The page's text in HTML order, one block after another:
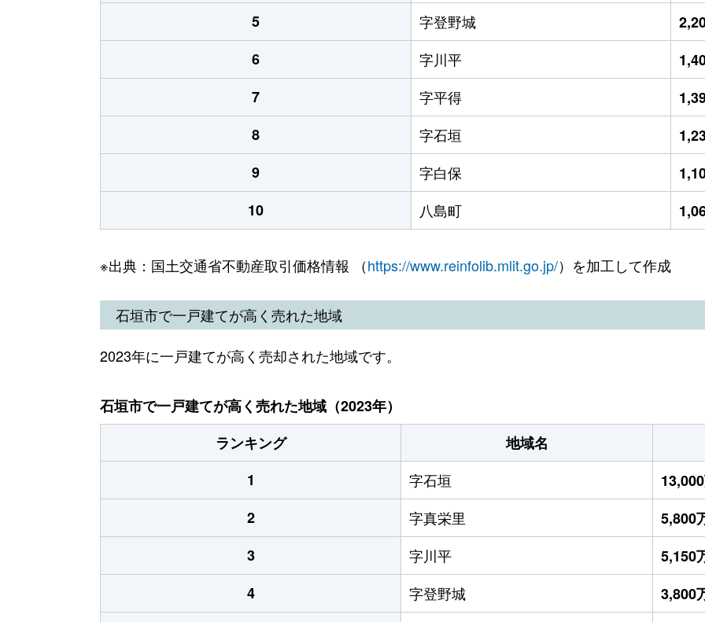
5
字登野城
6
字川平
7
字平得
8
字石垣
9
字白保
10
八島町
※出典：国土交通省不動産取引価格情報 （https://www.reinfolib.mlit.go.jp/）を加工して作成
石垣市で一戸建てが高く売れた地域
2023年に一戸建てが高く売却された地域です。
石垣市で一戸建てが高く売れた地域（2023年）
ランキング
地域名
1
字石垣
2
字真栄里
5,800
3
字川平
5,150
4
字登野城
3,800